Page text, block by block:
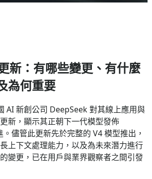
新：有哪些變更、有什麼
為何重要
AI 新創公司 DeepSeek 對其線上應用與
新，顯示其正朝下一代模型發佈
儘管此更新先於完整的 V4 模型推出，
上下文處理能力，以及為未來潛力進行
變更，已在用戶與業界觀察者之間引發